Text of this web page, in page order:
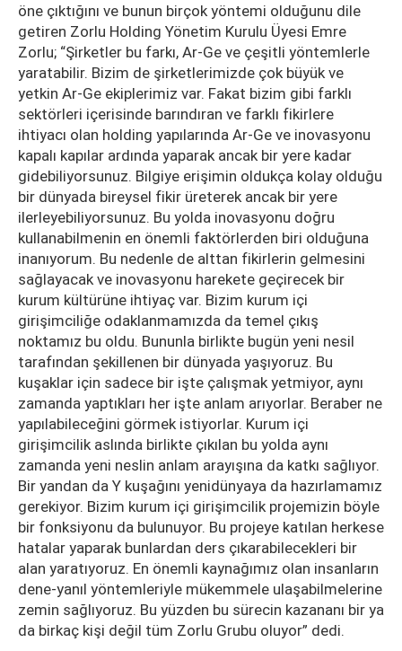
öne çıktığını ve bunun birçok yöntemi olduğunu dile
getiren Zorlu Holding Yönetim Kurulu Üyesi Emre
Zorlu; “Şirketler bu farkı, Ar-Ge ve çeşitli yöntemlerle
yaratabilir. Bizim de şirketlerimizde çok büyük ve
yetkin Ar-Ge ekiplerimiz var. Fakat bizim gibi farklı
sektörleri içerisinde barındıran ve farklı fikirlere
ihtiyacı olan holding yapılarında Ar-Ge ve inovasyonu
kapalı kapılar ardında yaparak ancak bir yere kadar
gidebiliyorsunuz. Bilgiye erişimin oldukça kolay olduğu
bir dünyada bireysel fikir üreterek ancak bir yere
ilerleyebiliyorsunuz. Bu yolda inovasyonu doğru
kullanabilmenin en önemli faktörlerden biri olduğuna
inanıyorum. Bu nedenle de alttan fikirlerin gelmesini
sağlayacak ve inovasyonu harekete geçirecek bir
kurum kültürüne ihtiyaç var. Bizim kurum içi
girişimciliğe odaklanmamızda da temel çıkış
noktamız bu oldu. Bununla birlikte bugün yeni nesil
tarafından şekillenen bir dünyada yaşıyoruz. Bu
kuşaklar için sadece bir işte çalışmak yetmiyor, aynı
zamanda yaptıkları her işte anlam arıyorlar. Beraber ne
yapılabileceğini görmek istiyorlar. Kurum içi
girişimcilik aslında birlikte çıkılan bu yolda aynı
zamanda yeni neslin anlam arayışına da katkı sağlıyor.
Bir yandan da Y kuşağını yenidünyaya da hazırlamamız
gerekiyor. Bizim kurum içi girişimcilik projemizin böyle
bir fonksiyonu da bulunuyor. Bu projeye katılan herkese
hatalar yaparak bunlardan ders çıkarabilecekleri bir
alan yaratıyoruz. En önemli kaynağımız olan insanların
dene-yanıl yöntemleriyle mükemmele ulaşabilmelerine
zemin sağlıyoruz. Bu yüzden bu sürecin kazananı bir ya
da birkaç kişi değil tüm Zorlu Grubu oluyor” dedi.